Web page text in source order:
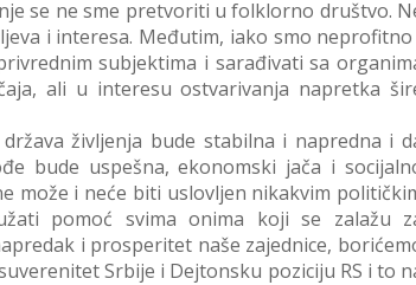
se ne sme pretvoriti u folklorno društvo.
i interesa. Međutim, iako smo neprofitno
subjektima i sarađivati sa
ali u interesu ostvarivanja napretka
življenja bude stabilna i napredna i
bude uspešna, ekonomski jača i
može i neće biti uslovljen nikakvim
pomoć svima onima koji se zalažu
i prosperitet naše zajednice,
Srbije i Dejtonsku poziciju RS i to